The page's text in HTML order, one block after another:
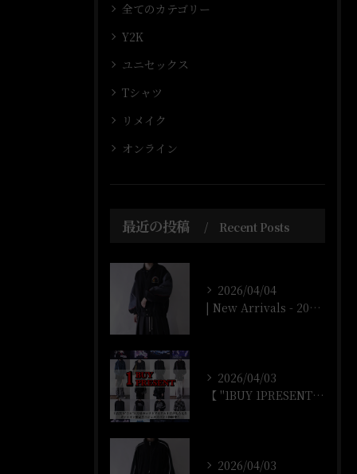
全てのカテゴリー
Y2K
ユニセックス
Tシャツ
リメイク
オンライン
最近の投稿 Recent Posts
2026/04/04
| New Arrivals - 2026/4/4 |
2026/04/03
【 "1BUY 1PRESENT" オンラインストア開催‼️...
2026/04/03